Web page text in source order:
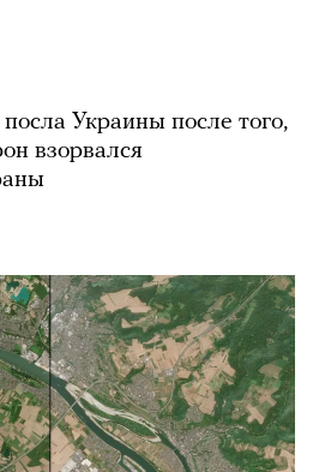
Украины после того,
взорвался